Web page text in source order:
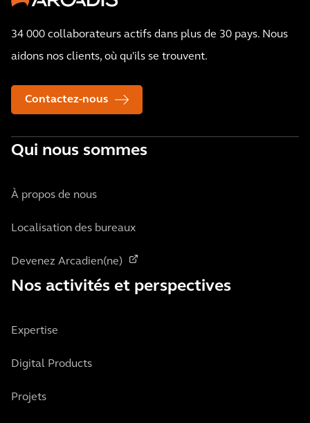
34 000 collaborateurs actifs dans plus de 30 pays. Nous
aidons nos clients, où qu'ils se trouvent.
Contactez-nous
Qui nous sommes
À propos de nous
Localisation des bureaux
Devenez Arcadien(ne)
Nos activités et perspectives
Expertise
Digital Products
Projets